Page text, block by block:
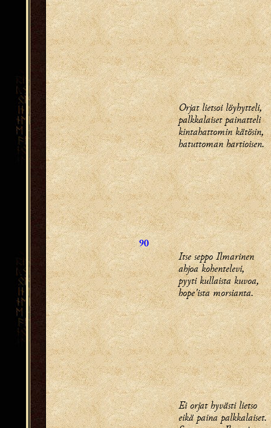
90
Orjat lietsoi löyhytteli,
palkkalaiset painatteli
kintahattomin kätösin,
hatuttoman hartioisen.
Itse seppo Ilmarinen
ahjoa kohentelevi,
pyyti kullaista kuvoa,
hope'ista morsianta.
Ei orjat hyvästi lietso
eikä paina palkkalaiset.